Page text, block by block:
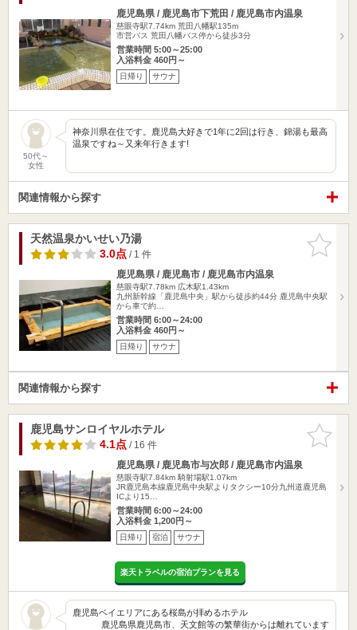
鹿児島県 / 鹿児島市下荒田 / 鹿児島市内温泉
慈眼寺駅7.74km 荒田八幡駅135m
市営バス 荒田八幡バス停から徒歩3分
営業時間 5:00～25:00
入浴料金 460円～
日帰り サウナ
50代～
女性
神奈川県在住です。鹿児島大好きで1年に2回は行き、錦湯も最高
温泉ですね～又来年行きます!
関連情報から探す
お気に入
りに追加
天然温泉かいせい乃湯
3.0点/ 1 件
鹿児島県 / 鹿児島市 / 鹿児島市内温泉
慈眼寺駅7.78km 広木駅1.43km
九州新幹線「鹿児島中央」駅から徒歩約44分 鹿児島中央駅
から車で約…
営業時間 6:00～24:00
入浴料金 460円～
日帰り サウナ
関連情報から探す
お気に入
りに追加
鹿児島サンロイヤルホテル
4.1点/ 16 件
鹿児島県 / 鹿児島市与次郎 / 鹿児島市内温泉
慈眼寺駅7.84km 騎射場駅1.07km
JR鹿児島本線鹿児島中央駅よりタクシー10分九州道鹿児島
ICより15…
営業時間 6:00～24:00
入浴料金 1,200円～
日帰り 宿泊 サウナ
楽天トラベルの宿泊プランを見る
鹿児島ベイエリアにある桜島が拝めるホテル
鹿児島県鹿児島市、天文館等の繁華街からは離れています